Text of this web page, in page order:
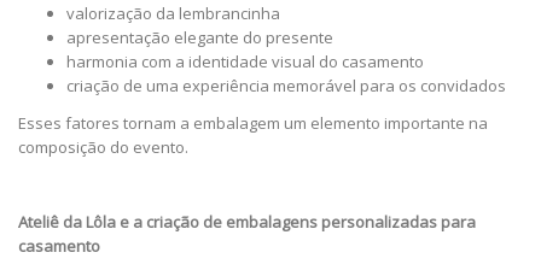
valorização da lembrancinha
apresentação elegante do presente
harmonia com a identidade visual do casamento
criação de uma experiência memorável para os convidados
Esses fatores tornam a embalagem um elemento importante na
composição do evento.
Ateliê da Lôla e a criação de embalagens personalizadas para
casamento